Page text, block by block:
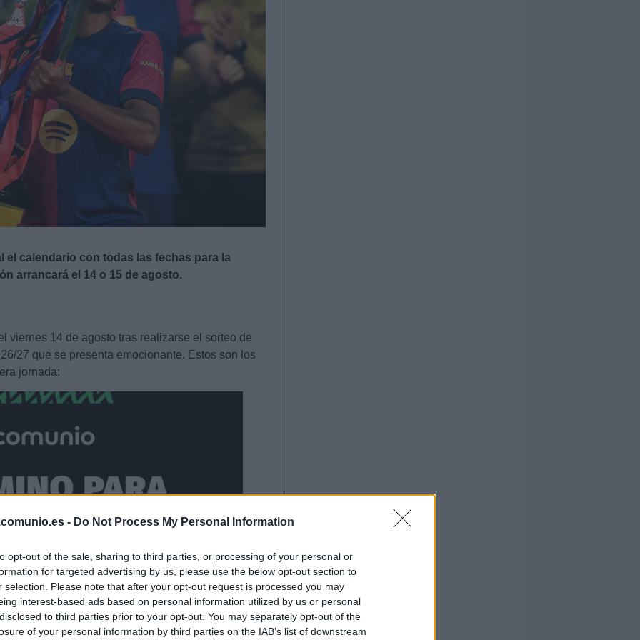
- Do Not Process My Personal Information
opt-out of the sale, sharing to third parties, or processing of your personal or
for targeted advertising by us, please use the below opt-out section to
selection. Please note that after your opt-out request is processed you may
interest-based ads based on personal information utilized by us or personal
to third parties prior to your opt-out. You may separately opt-out of the
of your personal information by third parties on the IAB’s list of downstream
el calendario con todas las fechas para la
arrancará el 14 o 15 de agosto.
viernes 14 de agosto tras realizarse el sorteo de
27 que se presenta emocionante. Estos son los
jornada: